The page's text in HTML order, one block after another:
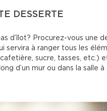
DESSERTE
d’îlot? Procurez-vous une
servira à ranger tous les
sucre, tasses, etc.)
d’un mur ou dans la salle à